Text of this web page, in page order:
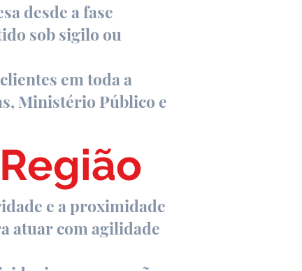
desde a fase
sob sigilo ou
em toda a
Ministério Público e
e a proximidade
atuar com agilidade